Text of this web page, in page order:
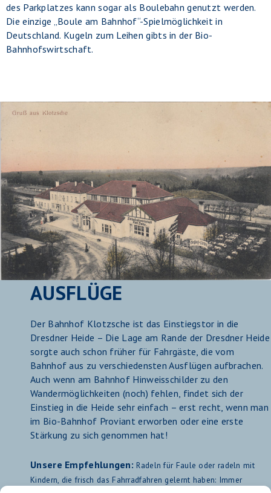
des Parkplatzes kann sogar als Boulebahn genutzt werden.
Die einzige „Boule am Bahnhof“-Spielmöglichkeit in
Deutschland. Kugeln zum Leihen gibts in der Bio-
Bahnhofswirtschaft.
AUSFLÜGE
Der Bahnhof Klotzsche ist das Einstiegstor in die
Dresdner Heide – Die Lage am Rande der Dresdner Heide
sorgte auch schon früher für Fahrgäste, die vom
Bahnhof aus zu verschiedensten Ausflügen aufbrachen.
Auch wenn am Bahnhof Hinweisschilder zu den
Wandermöglichkeiten (noch) fehlen, findet sich der
Einstieg in die Heide sehr einfach – erst recht, wenn man
im Bio-Bahnhof Proviant erworben oder eine erste
Stärkung zu sich genommen hat!
Unsere Empfehlungen:Radeln für Faule oder radeln mit
Kindern, die frisch das Fahrradfahren gelernt haben: Immer